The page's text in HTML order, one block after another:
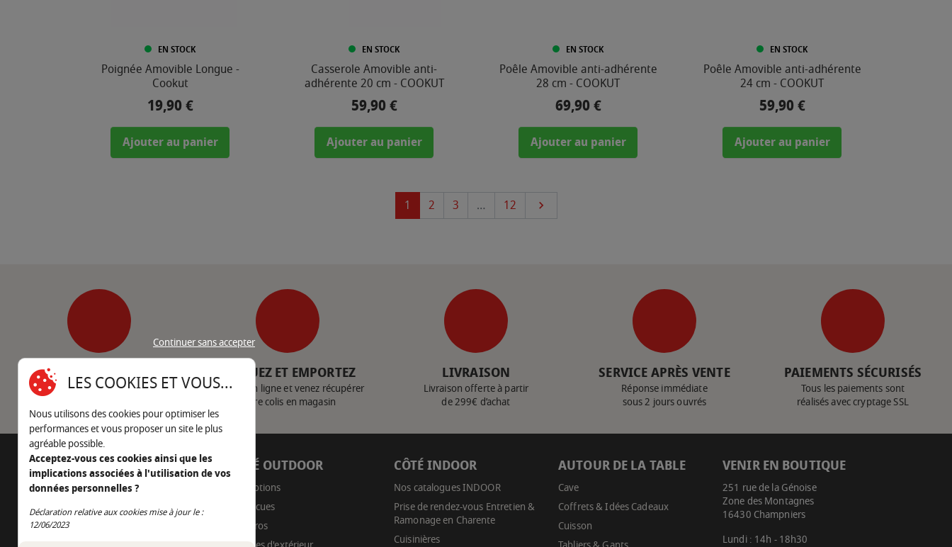
EN STOCK
Poignée Amovible Longue -
Cookut
Prix
19,90 €
Ajouter au panier
EN STOCK
Casserole Amovible anti-
adhérente 20 cm - COOKUT
Prix
59,90 €
Ajouter au panier
EN STOCK
Poêle Amovible anti-adhérente
28 cm - COOKUT
Prix
69,90 €
Ajouter au panier
EN STOCK
Poêle Amovible anti-adhérente
24 cm - COOKUT
Prix
59,90 €
Ajouter au panier
1 2 3 … 12 Suivant

SERVICE CLIENT
Nous contacter
CLIQUEZ ET EMPORTEZ
Achetez en ligne et venez récupérer
votre colis en magasin
LIVRAISON
Livraison offerte à partir
de 299€ d’achat
SERVICE APRÈS VENTE
Réponse immédiate
sous 2 jours ouvrés
PAIEMENTS SÉCURISÉS
Tous les paiements sont
réalisés avec cryptage SSL
AUTOUR DU FEU
05 45 22 98 09
Nous envoyer un e-mail
CÔTÉ OUTDOOR
Promotions
Barbecues
Braseros
CÔTÉ INDOOR
Nos catalogues INDOOR
Prise de rendez-vous Entretien &
Ramonage en Charente
Cuisinières
AUTOUR DE LA TABLE
Cave
Coffrets & Idées Cadeaux
Cuisson
VENIR EN BOUTIQUE
251 rue de la Génoise
Zone des Montagnes
16430 Champniers
Lundi : 14h - 18h30
Continuer sans accepter
LES COOKIES ET VOUS...
Nous utilisons des cookies pour optimiser les
performances et vous proposer un site le plus
agréable possible.
Acceptez-vous ces cookies ainsi que les
implications associées à l'utilisation de vos
données personnelles ?
Déclaration relative aux cookies mise à jour le :
12/06/2023